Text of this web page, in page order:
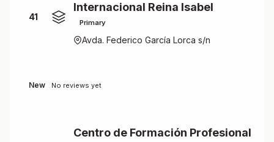
41
Internacional Reina Isabel
Primary
Avda. Federico García Lorca s/n
New No reviews yet
Centro de Formación Profesional